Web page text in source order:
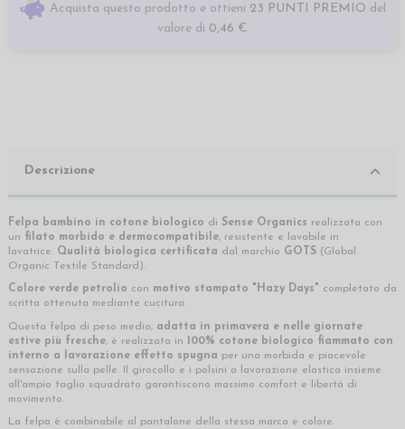
Acquista questo prodotto e ottieni 23 PUNTI PREMIO del
valore di 0,46 €
Descrizione
Felpa bambino in cotone biologico di Sense Organics realizzata con
un filato morbido e dermocompatibile, resistente e lavabile in
lavatrice. Qualità biologica certificata dal marchio GOTS (Global
Organic Textile Standard).
Colore verde petrolio con motivo stampato "Hazy Days" completato da
scritta ottenuta mediante cucitura.
Questa felpa di peso medio, adatta in primavera e nelle giornate
estive più fresche, è realizzata in 100% cotone biologico fiammato con
interno a lavorazione effetto spugna per una morbida e piacevole
sensazione sulla pelle. Il girocollo e i polsini a lavorazione elastica insieme
all'ampio taglio squadrato garantiscono massimo comfort e libertà di
movimento.
La felpa è combinabile al pantalone della stessa marca e colore.